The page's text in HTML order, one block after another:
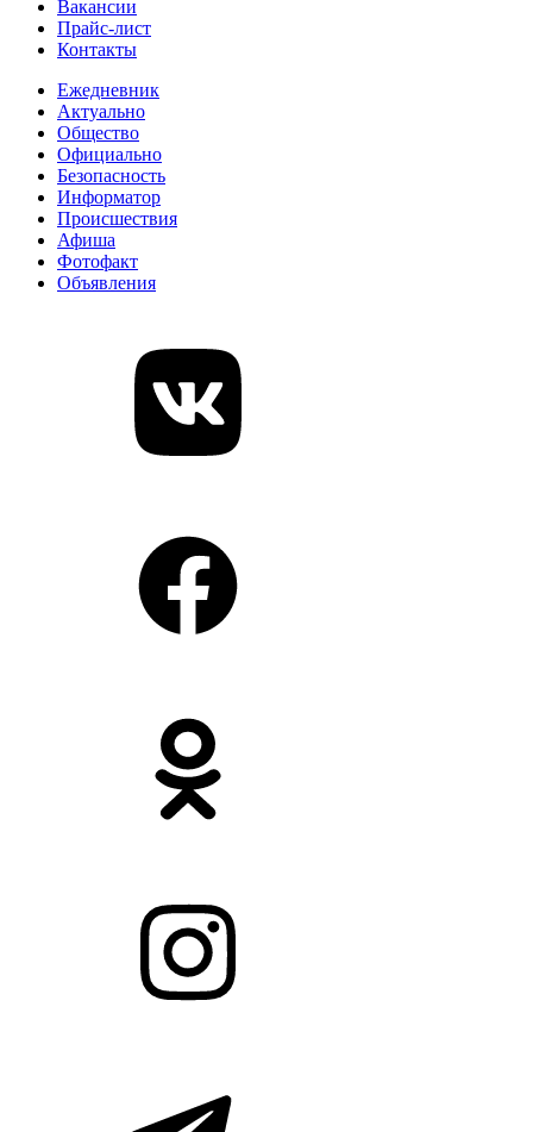
Вакансии
Прайс-лист
Контакты
Ежедневник
Актуально
Общество
Официально
Безопасность
Информатор
Происшествия
Афиша
Фотофакт
Объявления